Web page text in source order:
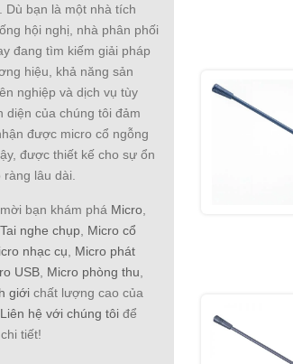
Dù bạn là một nhà tích
hội nghị, nhà phân phối
đang tìm kiếm giải pháp
hiệu, khả năng sản
nghiệp và dịch vụ tùy
diện của chúng tôi đảm
được micro cổ ngỗng
được thiết kế cho sự ổn
ràng lâu dài.
bạn khám phá Micro,
Tai nghe chụp, Micro cổ
nhạc cụ, Micro phát
USB, Micro phòng thu,
giới chất lượng cao của
Liên hệ với chúng tôi để
tiết!